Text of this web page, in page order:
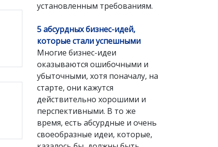
установленным требованиям.
5 абсурдных бизнес-идей,
которые стали успешными
Многие бизнес-идеи
оказываются ошибочными и
убыточными, хотя поначалу, на
старте, они кажутся
действительно хорошими и
перспективными. В то же
время, есть абсурдные и очень
своеобразные идеи, которые,